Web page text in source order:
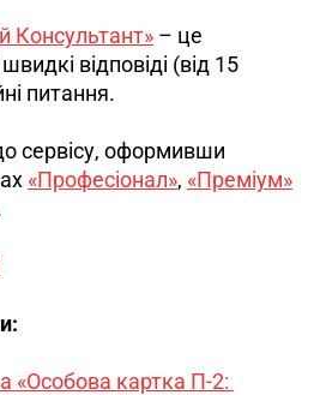
Консультант» – це
відповіді (від 15
питання.
сервісу, оформивши
«Професіонал», «Преміум»
«Особова картка П-2: